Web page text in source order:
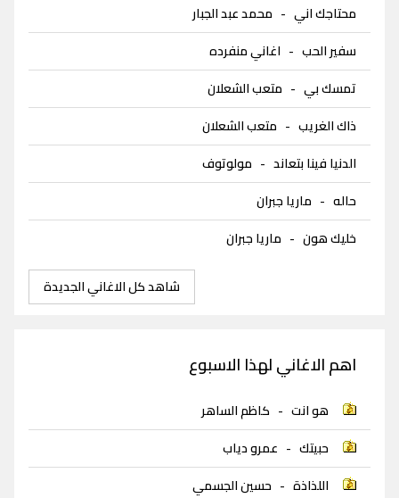
محتاجك اني - محمد عبد الجبار
سفير الحب - اغاني منفرده
تمسك بي - متعب الشعلان
ذاك الغريب - متعب الشعلان
الدنيا فينا بتعاند - مولوتوف
حاله - ماريا جبران
خليك هون - ماريا جبران
شاهد كل الاغاني الجديدة
اهم الاغاني لهذا الاسبوع
هو انت - كاظم الساهر
حبيتك - عمرو دياب
اللذاذة - حسين الجسمي